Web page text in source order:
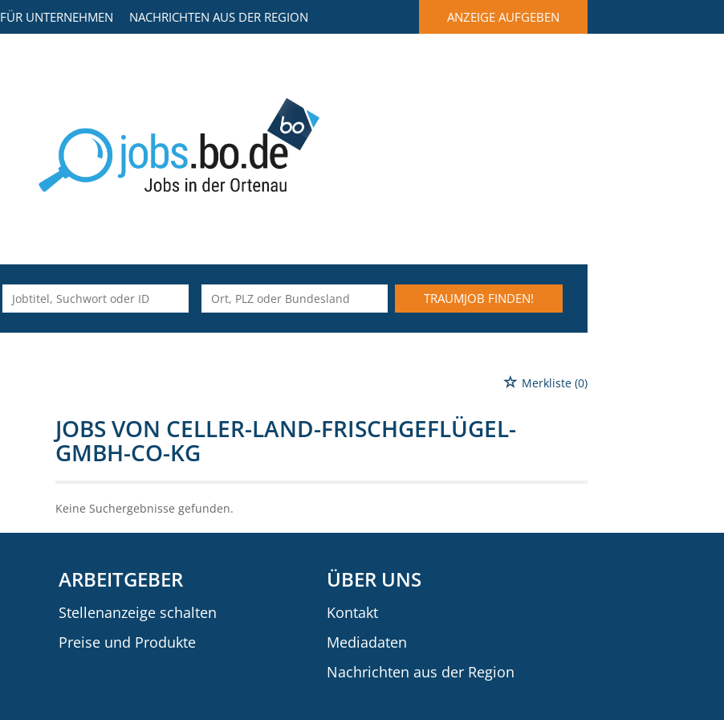
FÜR UNTERNEHMEN NACHRICHTEN AUS DER REGION ANZEIGE AUFGEBEN
TRAUMJOB FINDEN!
Merkliste (0)
JOBS VON CELLER-LAND-FRISCHGEFLÜGEL-
GMBH-CO-KG
Keine Suchergebnisse gefunden.
ARBEITGEBER
Stellenanzeige schalten
Preise und Produkte
ÜBER UNS
Kontakt
Mediadaten
Nachrichten aus der Region